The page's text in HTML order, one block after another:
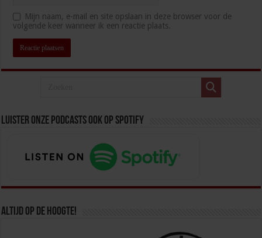
Mijn naam, e-mail en site opslaan in deze browser voor de
volgende keer wanneer ik een reactie plaats.
Luister onze podcasts ook op spotify
Altijd op de hoogte!